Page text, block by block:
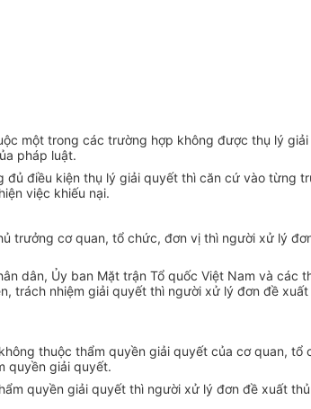
một trong các trường hợp không được thụ lý
pháp luật.
điều kiện thụ lý giải quyết thì căn cứ vào từng
việc khiếu nại.
trưởng cơ quan, tổ chức, đơn vị thì người xử lý
dân, Ủy ban Mặt trận Tổ quốc Việt Nam và các
trách nhiệm giải quyết thì người xử lý đơn đề
thuộc thẩm quyền giải quyết của cơ quan,
quyền giải quyết.
quyền giải quyết thì người xử lý đơn đề xuất